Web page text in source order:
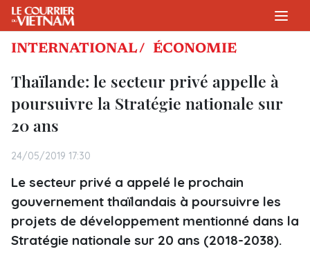
INTERNATIONAL / ÉCONOMIE
Thaïlande: le secteur privé appelle à
poursuivre la Stratégie nationale sur
20 ans
24/05/2019 17:30
Le secteur privé a appelé le prochain
gouvernement thaïlandais à poursuivre les
projets de développement mentionné dans la
Stratégie nationale sur 20 ans (2018-2038).